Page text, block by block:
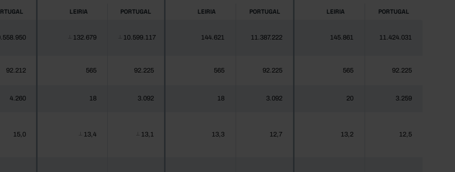
LEIRIA PORTUGAL LEIRIA PORTUGAL LEIRIA PORTUGAL
132.679 10.599.117 144.621 11.387.222 145.861 11.424.031
92.212 565 92.225 565 92.225 565 92.225
4.260 18 3.092 18 3.092 20 3.259
15,0 13,4 13,1 13,3 12,7 13,2 12,5